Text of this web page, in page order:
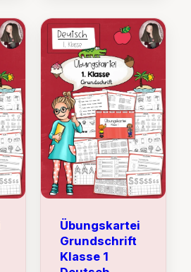
Übungskartei
Grundschrift
Klasse 1